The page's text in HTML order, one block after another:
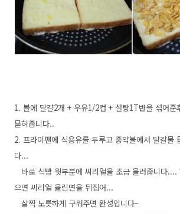
1. 볼에 달걀2개 + 우유1/2컵 + 설탕1T반을 섞어준
묻혀줍니다..
2. 프라이팬에 식용유를 두루고 중약불에서 달걀물
다...
바로 식빵 윗부분에 씨리얼을 조금 올려줍니다....
으면 씨리얼 올린면을 뒤집어...
살짝 노릇하게 구워주면 완성입니다~